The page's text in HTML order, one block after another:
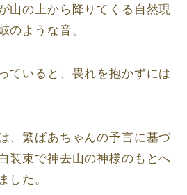
山の上から降りてくる自然現
のような音。
ていると、畏れを抱かずには
、繁ばあちゃんの予言に基づ
装束で神去山の神様のもとへ
した。